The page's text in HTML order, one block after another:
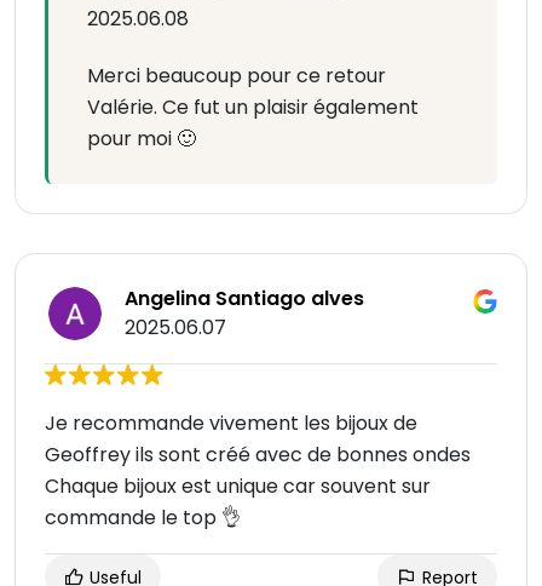
2025.06.08
Merci beaucoup pour ce retour
Valérie. Ce fut un plaisir également
pour moi 🙂
Angelina Santiago alves
2025.06.07
Je recommande vivement les bijoux de
Geoffrey ils sont créé avec de bonnes ondes
Chaque bijoux est unique car souvent sur
commande le top 👌
Useful Report